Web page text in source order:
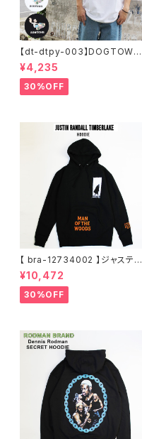
【dt-dtpy-003】DOGTOWN
ドッグタウン POPEYE SKATE
S/S T-SHIRTS ポパイ 半袖 シ
ョートスリーブT 大きいサイズ
半袖 M L XL 大きめ デザイン
¥4,235
30%OFF
【 bra-12734002 】ジャスティ
ンティンバーレイク Justin Ran
dall Timberlake MAN OF T
HE WOODS パーカー フーディ
ー アーティスト スウェットパー
¥10,472
30%OFF